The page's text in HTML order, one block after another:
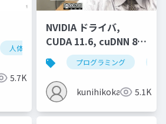
人体の姿勢推定 頭部の姿勢推定
5.7K
NVIDIA ドライバ,
CUDA 11.6, cuDNN 8.4
のインストール
(Windows 上) (2022年
4月の最新版)
プログラミング
kunihikokaneko5.1K